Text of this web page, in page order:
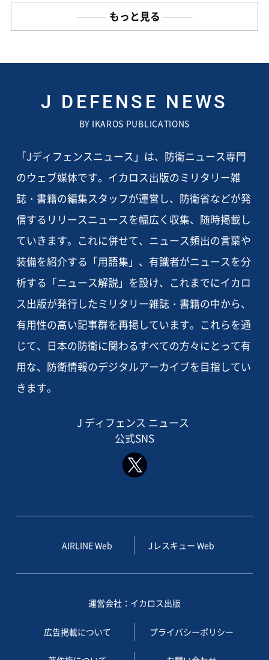
もっと見る
J DEFENSE NEWS
BY IKAROS PUBLICATIONS
「Jディフェンスニュース」は、防衛ニュース専門
のウェブ媒体です。イカロス出版のミリタリー雑
誌・書籍の編集スタッフが運営し、防衛省などが発
信するリリースニュースを幅広く収集、随時掲載し
ていきます。これに併せて、ニュース頻出の言葉や
装備を紹介する「用語集」、有識者がニュースを分
析する「ニュース解説」を設け、これまでにイカロ
ス出版が発行したミリタリー雑誌・書籍の中から、
有用性の高い記事群を再掲しています。これらを通
じて、日本の防衛に関わるすべての方々にとって有
用な、防衛情報のデジタルアーカイブを目指してい
きます。
J ディフェンス ニュース
公式SNS
AIRLINE Web Jレスキュー Web
運営会社：イカロス出版
広告掲載について プライバシーポリシー